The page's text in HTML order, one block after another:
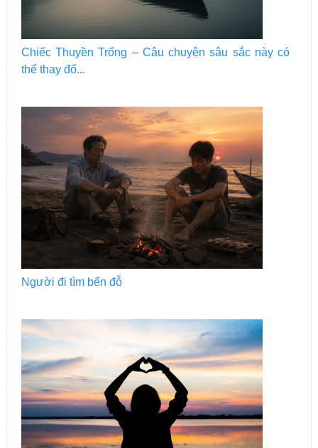
Chiếc Thuyền Trống – Câu chuyện sâu sắc này có
thể thay đổ...
Người đi tìm bến đỗ